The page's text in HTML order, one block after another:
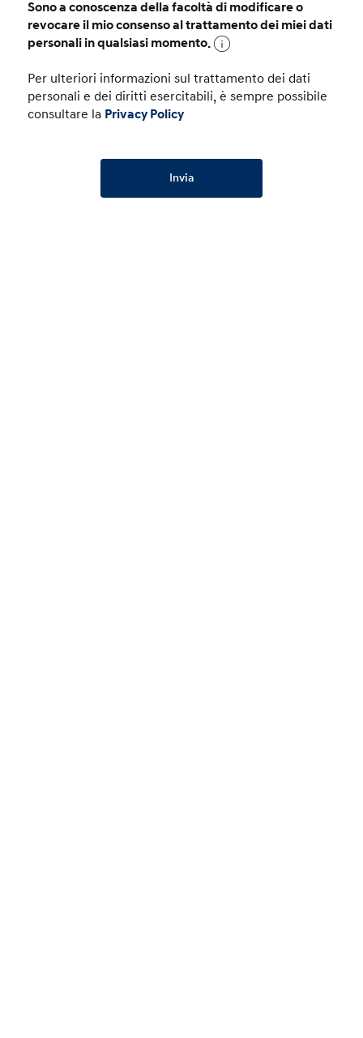
Sono a conoscenza della facoltà di modificare o
revocare il mio consenso al trattamento dei miei dati
personali in qualsiasi momento.
Per ulteriori informazioni sul trattamento dei dati
personali e dei diritti esercitabili, è sempre possibile
consultare la Privacy Policy
Invia